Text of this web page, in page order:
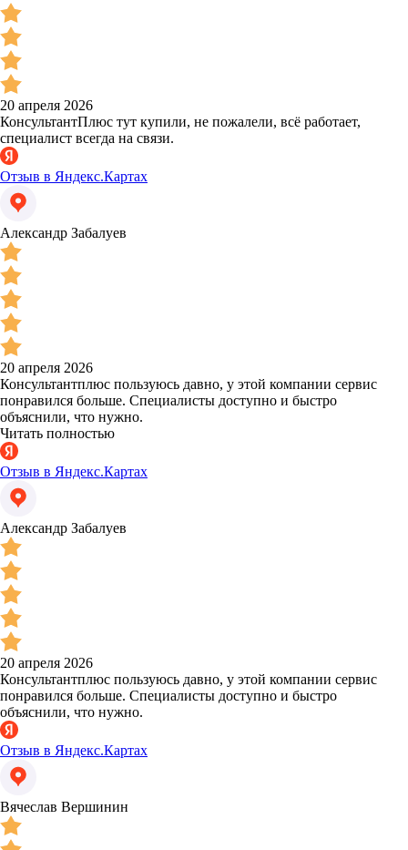
20 апреля 2026
КонсультантПлюс тут купили, не пожалели, всё работает,
специалист всегда на связи.
Отзыв в Яндекс.Картах
Александр Забалуев
20 апреля 2026
Консультантплюс пользуюсь давно, у этой компании сервис
понравился больше. Специалисты доступно и быстро
объяснили, что нужно.
Читать полностью
Отзыв в Яндекс.Картах
Александр Забалуев
20 апреля 2026
Консультантплюс пользуюсь давно, у этой компании сервис
понравился больше. Специалисты доступно и быстро
объяснили, что нужно.
Отзыв в Яндекс.Картах
Вячеслав Вершинин